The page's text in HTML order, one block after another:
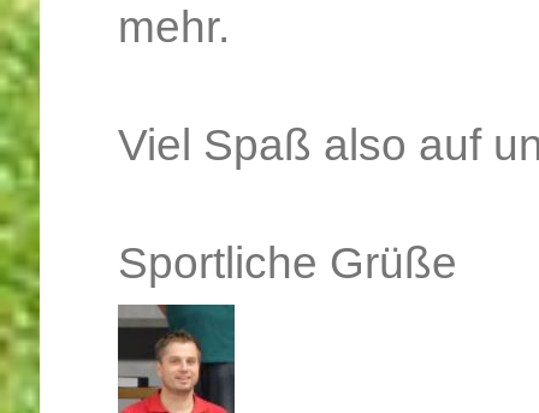
mehr.
Viel Spaß also auf
Sportliche Grüße